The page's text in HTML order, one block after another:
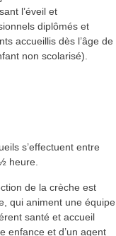
l’éveil et
diplômés et
accueillis dès l’âge de
non scolarisé).
s’effectuent entre
heure.
de la crèche est
qui animent une équipe
santé et accueil
enfance et d’un agent